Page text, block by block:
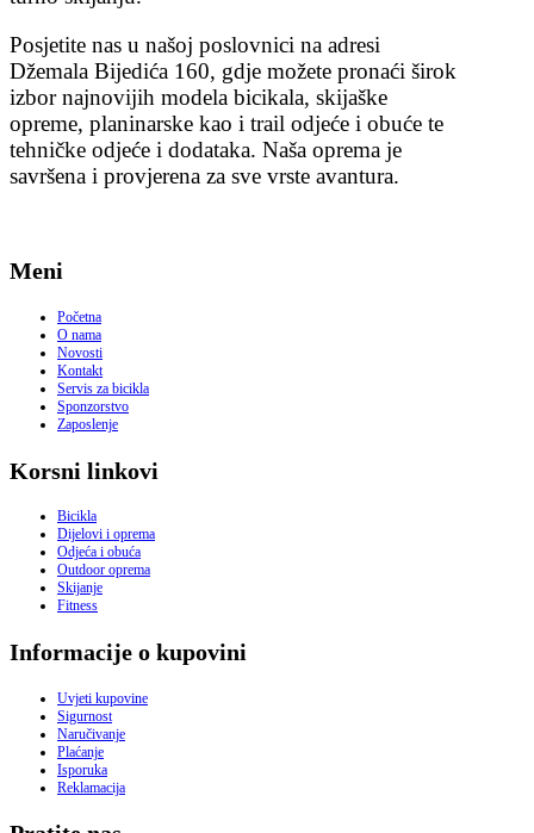
Posjetite nas u našoj poslovnici na adresi
Džemala Bijedića 160, gdje možete pronaći širok
izbor najnovijih modela bicikala, skijaške
opreme, planinarske kao i trail odjeće i obuće te
tehničke odjeće i dodataka. Naša oprema je
savršena i provjerena za sve vrste avantura.
Meni
Početna
O nama
Novosti
Kontakt
Servis za bicikla
Sponzorstvo
Zaposlenje
Korsni linkovi
Bicikla
Dijelovi i oprema
Odjeća i obuća
Outdoor oprema
Skijanje
Fitness
Informacije o kupovini
Uvjeti kupovine
Sigurnost
Naručivanje
Plaćanje
Isporuka
Reklamacija